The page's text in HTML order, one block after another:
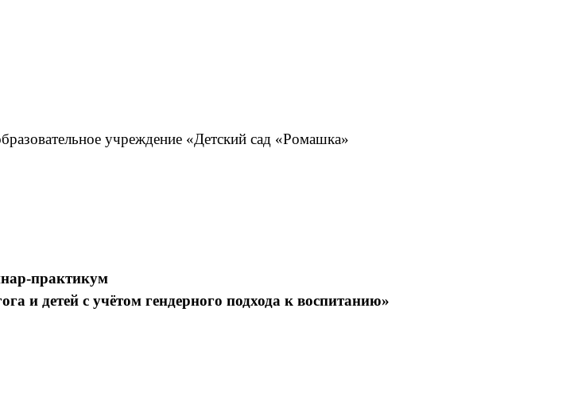
учреждение «Детский сад «Ромашка»
практикум
и детей с учётом гендерного подхода к воспитанию»